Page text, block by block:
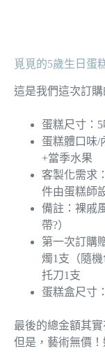
覓覓的5歲生日蛋
這是我們這次訂購
蛋糕尺寸：
蛋糕體口味/
+當季水果
客製化需求
件由蛋糕師
備註：裸戚
帶?）
第一次訂購
燭1支（隨
托刀1支
蛋糕盒尺寸
最後的總金額其實
但是，藝術無價